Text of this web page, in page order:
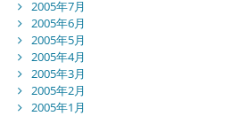
2005年7月
2005年6月
2005年5月
2005年4月
2005年3月
2005年2月
2005年1月